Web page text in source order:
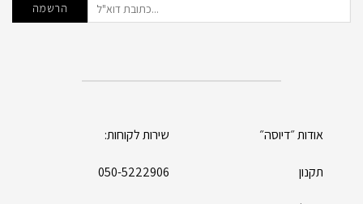
אודות ״דיוסה״
תקנון
שירות לקוחות:
050-5222906